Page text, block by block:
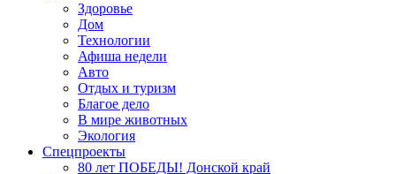
Здоровье
Дом
Технологии
Афиша недели
Авто
Отдых и туризм
Благое дело
В мире животных
Экология
Спецпроекты
80 лет ПОБЕДЫ! Донской край